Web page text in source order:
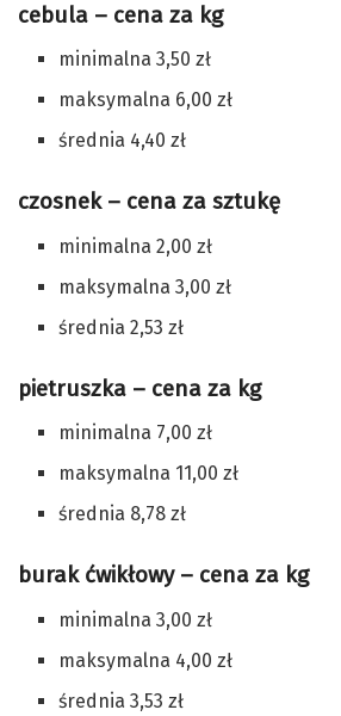
cebula – cena za kg
minimalna 3,50 zł
maksymalna 6,00 zł
średnia 4,40 zł
czosnek – cena za sztukę
minimalna 2,00 zł
maksymalna 3,00 zł
średnia 2,53 zł
pietruszka – cena za kg
minimalna 7,00 zł
maksymalna 11,00 zł
średnia 8,78 zł
burak ćwikłowy – cena za kg
minimalna 3,00 zł
maksymalna 4,00 zł
średnia 3,53 zł